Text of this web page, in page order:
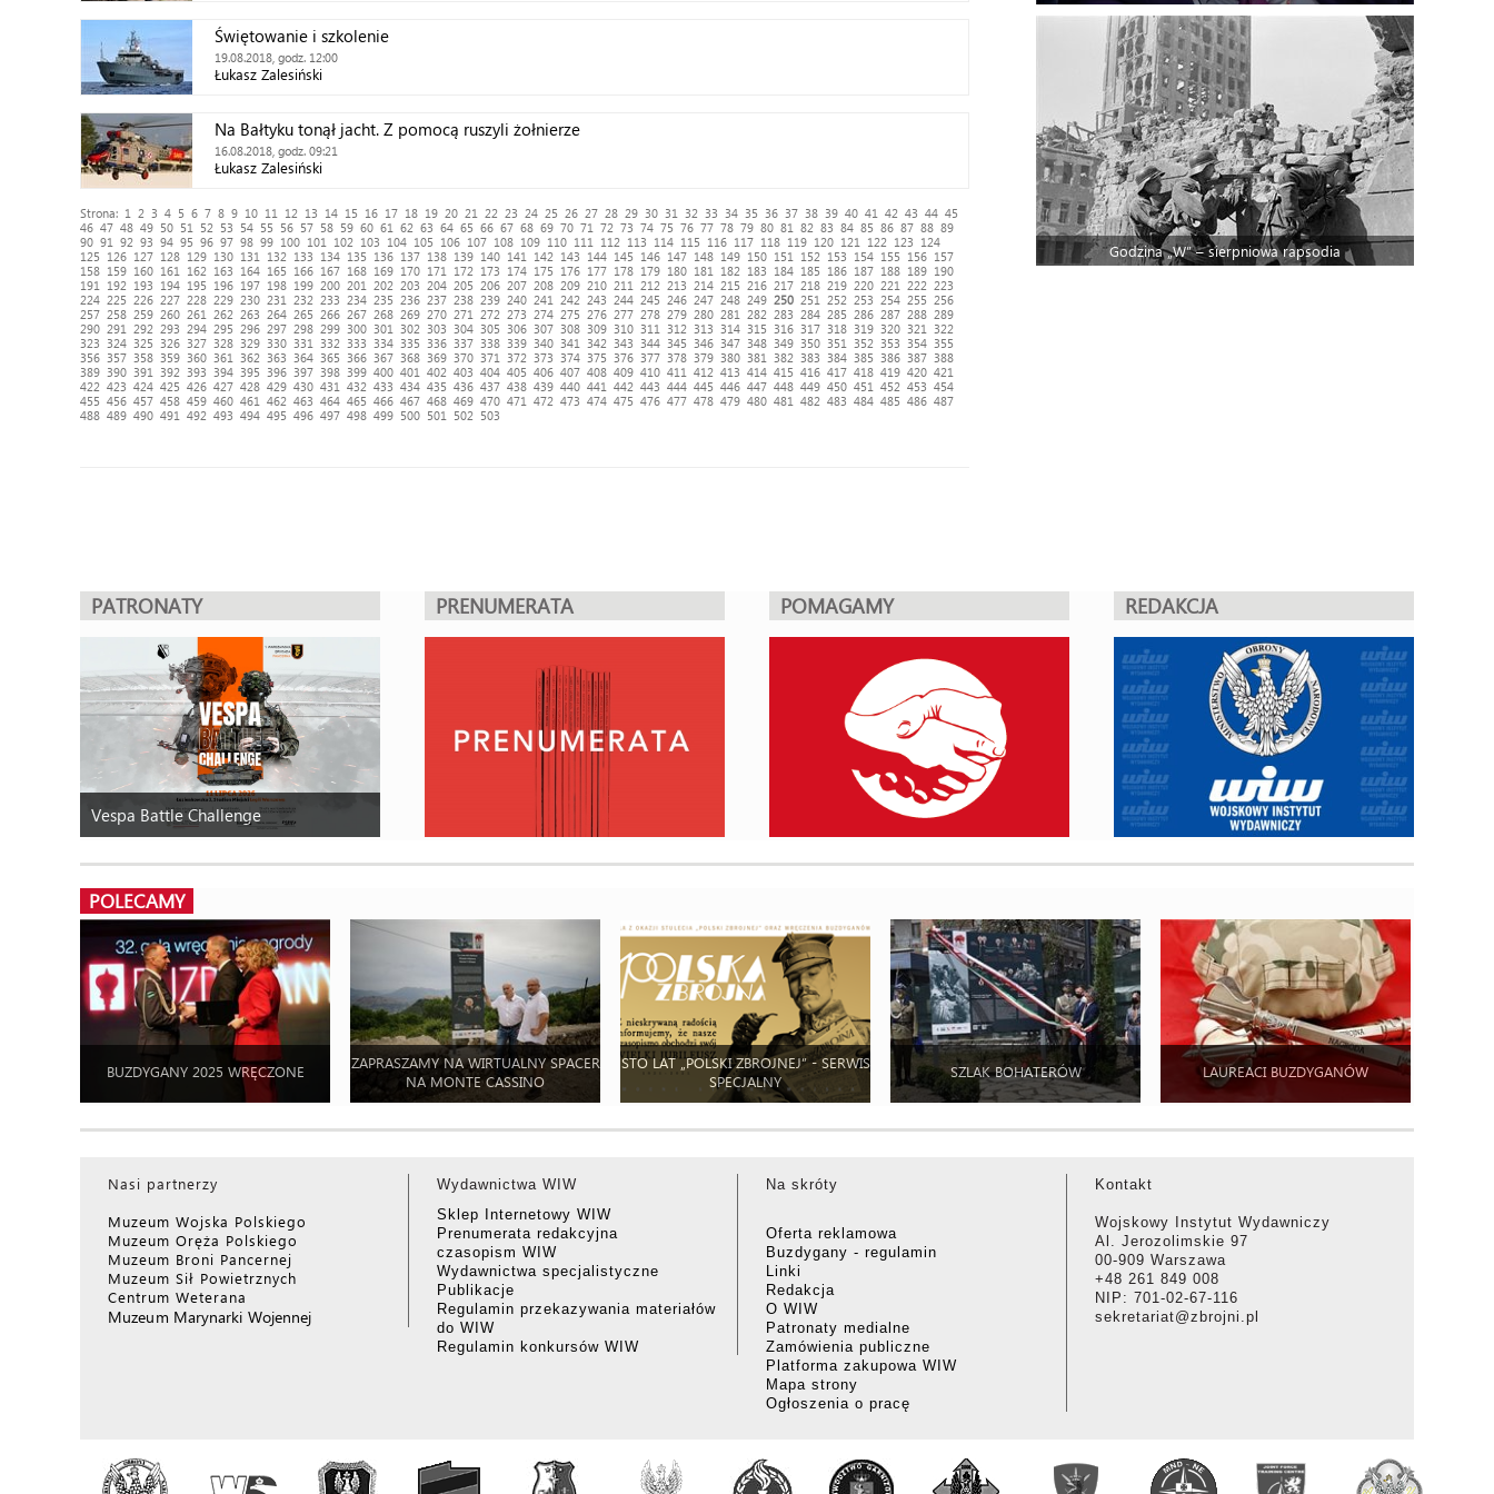
Świętowanie i szkolenie
19.08.2018, godz. 12:00
Łukasz Zalesiński
Na Bałtyku tonął jacht. Z pomocą ruszyli żołnierze
16.08.2018, godz. 09:21
Łukasz Zalesiński
Strona: 1 2 3 4 5 6 7 8 9 10 11 12 13 14 15 16 17 18 19 20 21 22 23 24 25 26 27 28 29 30 31 32 33 34 35 36 37 38 39 40 41 42 43 44 45
46 47 48 49 50 51 52 53 54 55 56 57 58 59 60 61 62 63 64 65 66 67 68 69 70 71 72 73 74 75 76 77 78 79 80 81 82 83 84 85 86 87 88 89
90 91 92 93 94 95 96 97 98 99 100 101 102 103 104 105 106 107 108 109 110 111 112 113 114 115 116 117 118 119 120 121 122 123
124
125
126 127 128 129 130 131 132 133 134 135 136 137 138 139 140 141 142 143 144 145 146 147 148 149 150 151 152 153 154 155 156 157
158 159 160 161 162 163 164 165 166 167 168 169 170 171 172 173 174 175 176 177 178 179 180 181 182 183 184 185 186 187 188 189 190
191
192 193 194 195 196 197 198 199 200 201 202 203 204 205 206 207 208 209 210 211 212 213 214 215 216 217 218 219 220 221 222
223
224 225 226 227 228 229 230 231 232 233 234 235 236 237 238 239 240 241 242 243 244 245 246 247 248 249 250 251 252 253 254 255
256
257 258 259 260 261 262 263 264 265 266 267 268 269 270 271 272 273 274 275 276 277 278 279 280 281 282 283 284 285 286 287 288 289
290 291 292 293 294 295 296 297 298 299 300 301 302 303 304 305 306 307 308 309 310 311 312 313 314 315 316 317 318 319 320 321
322
323
324 325 326 327 328 329 330 331 332 333 334 335 336 337 338 339 340 341 342 343 344 345 346 347 348 349 350 351 352 353 354 355
356 357 358 359 360 361 362 363 364 365 366 367 368 369 370 371 372 373 374 375 376 377 378 379 380 381 382 383 384 385 386 387 388
389 390 391 392 393 394 395 396 397 398 399 400 401 402 403 404 405 406 407 408 409 410 411 412 413 414 415 416 417 418 419 420 421
422 423 424 425 426 427 428 429 430 431 432 433 434 435 436 437 438 439 440 441 442 443 444 445 446 447 448 449 450 451 452 453 454
455 456 457 458 459 460 461 462 463 464 465 466 467 468 469 470 471 472 473 474 475 476 477 478 479 480 481 482 483 484 485 486 487
488 489 490 491 492 493 494 495 496 497 498 499 500 501 502 503
Godzina „W” – sierpniowa rapsodia
PATRONATY
Vespa Battle Challenge
PRENUMERATA POMAGAMY REDAKCJA
POLECAMY
BUZDYGANY 2025 WRĘCZONE
ZAPRASZAMY NA WIRTUALNY SPACER
NA MONTE CASSINO
STO LAT „POLSKI ZBROJNEJ” - SERWIS
SPECJALNY
SZLAK BOHATERÓW LAUREACI BUZDYGANÓW
Nasi partnerzy
Muzeum Wojska Polskiego
Muzeum Oręża Polskiego
Muzeum Broni Pancernej
Muzeum Sił Powietrznych
Centrum Weterana
Muzeum Marynarki Wojennej
Wydawnictwa WIW
Sklep Internetowy WIW
Prenumerata redakcyjna
czasopism WIW
Wydawnictwa specjalistyczne
Publikacje
Regulamin przekazywania materiałów
do WIW
Regulamin konkursów WIW
Na skróty
Oferta reklamowa
Buzdygany - regulamin
Linki
Redakcja
O WIW
Patronaty medialne
Zamówienia publiczne
Platforma zakupowa WIW
Mapa strony
Ogłoszenia o pracę
Kontakt
Wojskowy Instytut Wydawniczy
Al. Jerozolimskie 97
00-909 Warszawa
+48 261 849 008
NIP: 701-02-67-116
sekretariat@zbrojni.pl